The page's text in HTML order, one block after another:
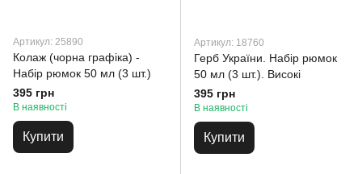
Артикул: 25890
Колаж (чорна графіка) -
Набір рюмок 50 мл (3 шт.)
395 грн
В наявності
Купити
Артикул: 18760
Герб України. Набір рюмок
50 мл (3 шт.). Високі
395 грн
В наявності
Купити